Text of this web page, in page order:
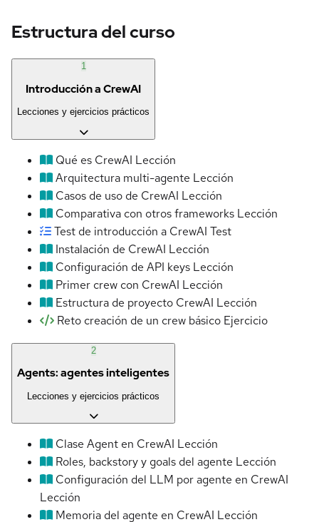
Estructura del curso
1
Introducción a CrewAI
Lecciones y ejercicios prácticos
Qué es CrewAI Lección
Arquitectura multi-agente Lección
Casos de uso de CrewAI Lección
Comparativa con otros frameworks Lección
Test de introducción a CrewAI Test
Instalación de CrewAI Lección
Configuración de API keys Lección
Primer crew con CrewAI Lección
Estructura de proyecto CrewAI Lección
Reto creación de un crew básico Ejercicio
2
Agents: agentes inteligentes
Lecciones y ejercicios prácticos
Clase Agent en CrewAI Lección
Roles, backstory y goals del agente Lección
Configuración del LLM por agente en CrewAI
Lección
Memoria del agente en CrewAI Lección